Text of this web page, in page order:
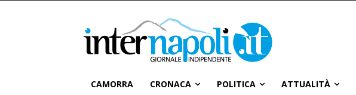
CAMORRA CRONACA POLITICA ATTUALITÀ